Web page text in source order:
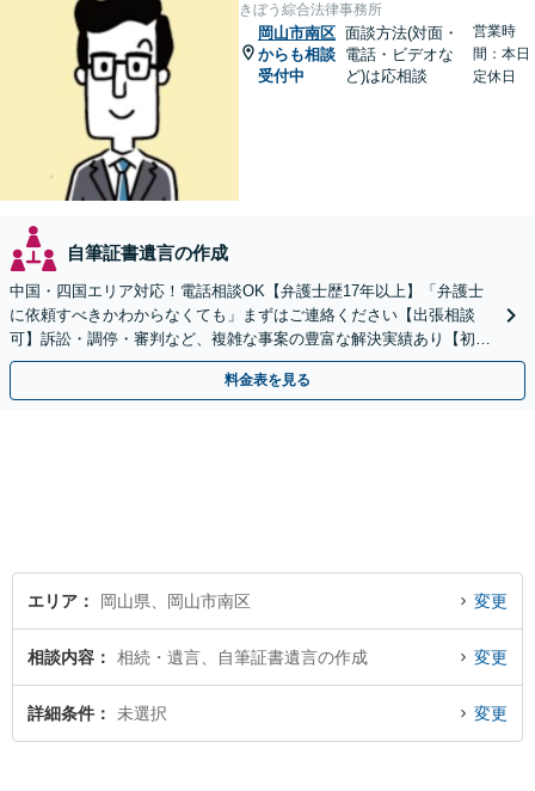
きぼう綜合法律事務所
岡山市南区
からも相談
受付中
面談方法(対面・
電話・ビデオな
ど)は応相談
営業時
間：本日
定休日
自筆証書遺言の作成
中国・四国エリア対応！電話相談OK【弁護士歴17年以上】「弁護士
に依頼すべきかわからなくても」まずはご連絡ください【出張相談
可】訴訟・調停・審判など、複雑な事案の豊富な解決実績あり【初回
相談無料】初回面談のみで解決できるケースもあります
料金表を見る
エリア 岡山県、岡山市南区 変更
相談内容 相続・遺言、自筆証書遺言の作成 変更
詳細条件 未選択 変更